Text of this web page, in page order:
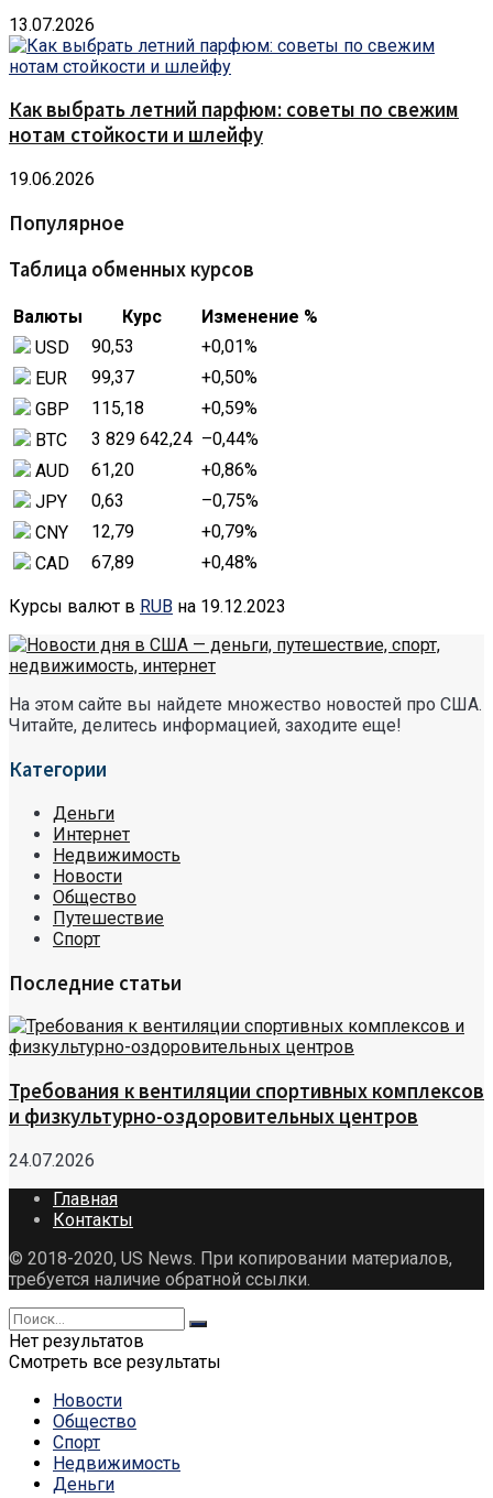
13.07.2026
Как выбрать летний парфюм: советы по свежим
нотам стойкости и шлейфу
19.06.2026
Популярное
Таблица обменных курсов
Валюты Курс
Изменение %
USD
90,53 +0,01%
EUR
99,37 +0,50%
GBP
115,18 +0,59%
BTC
3 829 642,24 –0,44%
AUD
61,20 +0,86%
JPY
0,63 –0,75%
CNY
12,79 +0,79%
CAD
67,89 +0,48%
Курсы валют в RUB на 19.12.2023
На этом сайте вы найдете множество новостей про США.
Читайте, делитесь информацией, заходите еще!
Категории
Деньги
Интернет
Недвижимость
Новости
Общество
Путешествие
Спорт
Последние статьи
Требования к вентиляции спортивных комплексов
и физкультурно-оздоровительных центров
24.07.2026
Главная
Контакты
© 2018-2020, US News. При копировании материалов,
требуется наличие обратной ссылки.
Нет результатов
Смотреть все результаты
Новости
Общество
Спорт
Недвижимость
Деньги